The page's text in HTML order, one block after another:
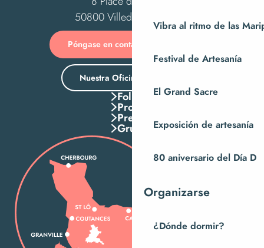
Vibra al ritmo de las
Festival de Artesanía
El Grand Sacre
Exposición de artesanía
80 aniversario del Día D
Organizarse
¿Dónde dormir?
50800 Villedieu-les-Poêles
Póngase en contacto con nosotros
Nuestra Oficina de Turismo
Folletos
Pros
Press
Grupos